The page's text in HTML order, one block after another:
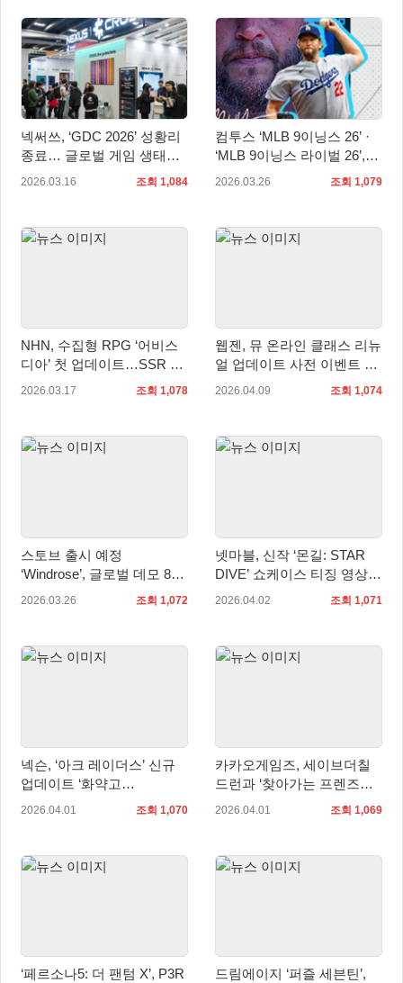
넥써쓰, ‘GDC 2026’ 성황리
종료… 글로벌 게임 생태계
확장 가속
2026.03.16 조회 1,084
컴투스 ‘MLB 9이닝스 26’ ·
‘MLB 9이닝스 라이벌 26’,
2026 시즌 개막 맞이 대규모
2026.03.26 조회 1,079
NHN, 수집형 RPG ‘어비스
디아’ 첫 업데이트…SSR 근
거리 탱커 ‘라라티나’ 공개
2026.03.17 조회 1,078
웹젠, 뮤 온라인 클래스 리뉴
얼 업데이트 사전 이벤트 진
행
2026.04.09 조회 1,074
스토브 출시 예정
‘Windrose’, 글로벌 데모 80
만 명 참여 앞서 해보기 출시
2026.03.26 조회 1,072
넷마블, 신작 ‘몬길: STAR
DIVE’ 쇼케이스 티징 영상
공개
2026.04.02 조회 1,071
넥슨, ‘아크 레이더스’ 신규
업데이트 ‘화약고
(FLASHPOINT)’ 실시!
2026.04.01 조회 1,070
카카오게임즈, 세이브더칠
드런과 ‘찾아가는 프렌즈게
임 랜드’ 운영 후원 협약 체
2026.04.01 조회 1,069
‘페르소나5: 더 팬텀 X’, P3R
드림에이지 ‘퍼즐 세븐틴’,